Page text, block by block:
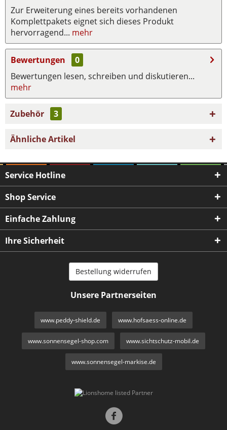
Zur Erweiterung eines bereits vorhandenen
Komplettpakets eignet sich dieses Produkt
hervorragend... mehr
Bewertungen
0
Bewertungen lesen, schreiben und diskutieren...
mehr
Zubehör 3
Ähnliche Artikel
Service Hotline
Shop Service
Einfache Zahlung
Ihre Sicherheit
Bestellung widerrufen
Unsere Partnerseiten
www.peddy-shield.de www.hofsaess-online.de
www.sonnensegel-shop.com www.sichtschutz-mobil.de
www.sonnensegel-markise.de